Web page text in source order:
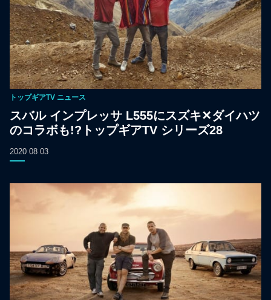
トップギアTV ニュース
スバル インプレッサ L555にスズキ✕ダイハツ
のコラボも!?トップギアTV シリーズ28
2020 08 03